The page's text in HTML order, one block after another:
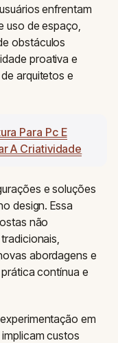
enfrentam
uso de espaço,
obstáculos
proativa e
arquitetos e
Para Pc E
A Criatividade
e soluções
design. Essa
não
abordagens e
contínua e
em
custos